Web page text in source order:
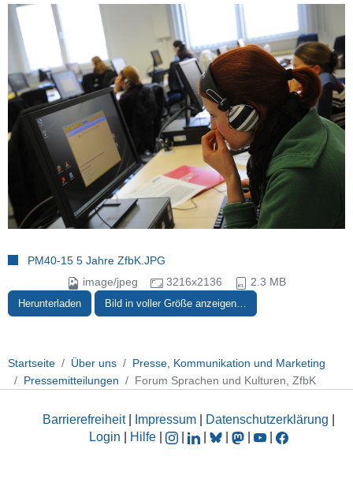
PM40-15 5 Jahre ZfbK.JPG
image/jpeg
3216x2136 2.3 MB
Herunterladen Bild in voller Größe anzeigen…
Startseite Über uns
Presse, Kommunikation und Marketing
Pressemitteilungen
Forum Sprachen und Kulturen, ZfbK
Barrierefreiheit| Impressum Datenschutzerklärung
Login
Hilfe